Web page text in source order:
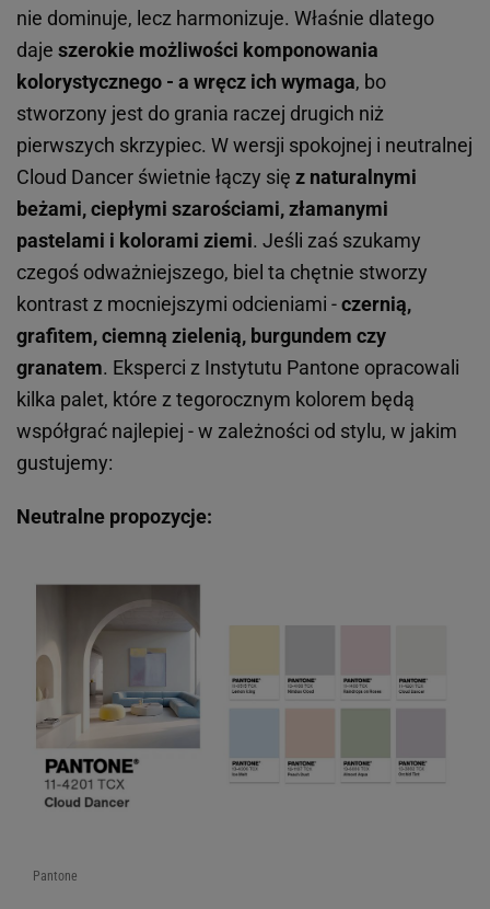
nie dominuje, lecz harmonizuje. Właśnie dlatego
daje szerokie możliwości komponowania
kolorystycznego - a wręcz ich wymaga, bo
stworzony jest do grania raczej drugich niż
pierwszych skrzypiec. W wersji spokojnej i neutralnej
Cloud Dancer świetnie łączy się z naturalnymi
beżami, ciepłymi szarościami, złamanymi
pastelami i kolorami ziemi. Jeśli zaś szukamy
czegoś odważniejszego, biel ta chętnie stworzy
kontrast z mocniejszymi odcieniami -czernią,
grafitem, ciemną zielenią, burgundem czy
granatem. Eksperci z Instytutu Pantone opracowali
kilka palet, które z tegorocznym kolorem będą
współgrać najlepiej - w zależności od stylu, w jakim
gustujemy:
Neutralne propozycje:
Pantone